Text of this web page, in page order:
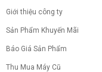
Giới thiệu công ty
Sản Phẩm Khuyến Mãi
Báo Giá Sản Phẩm
Thu Mua Máy Cũ